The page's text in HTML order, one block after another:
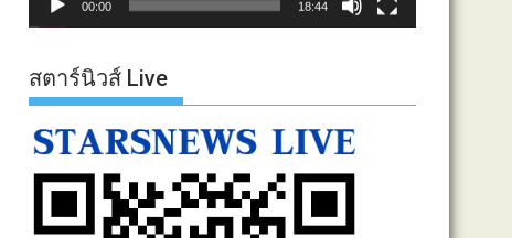
00:00 18:44
สตาร์นิวส์ Live